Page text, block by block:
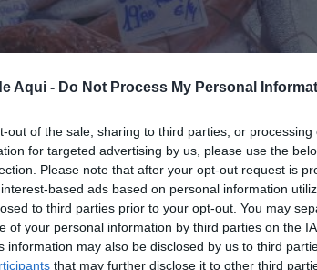
Aqui - Do Not Process My Personal
out of the sale, sharing to third parties, or
for targeted advertising by us, please use the
Please note that after your opt-out request is
based ads based on personal information
to third parties prior to your opt-out. You may
of your personal information by third parties on the
information may also be disclosed by us to third
that may further disclose it to other third
García